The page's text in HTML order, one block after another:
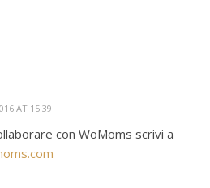
AT 15:39
con WoMoms scrivi a